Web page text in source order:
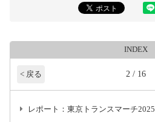
INDEX
< 戻る 2 / 16
レポート：東京トランスマーチ2025